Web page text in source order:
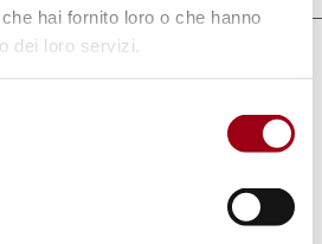
hai fornito loro o che hanno
dei loro servizi.
"Human Rights and
the Era of New Challenges”,
10-14 March 2025